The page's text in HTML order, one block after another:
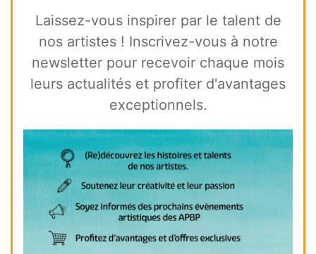
Laissez-vous inspirer par le talent de
nos artistes ! Inscrivez-vous à notre
newsletter pour recevoir chaque mois
leurs actualités et profiter d'avantages
exceptionnels.